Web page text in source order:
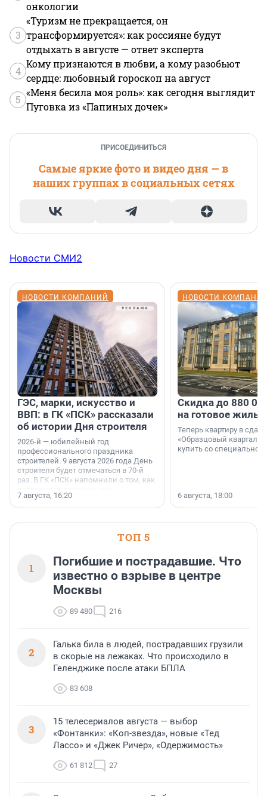
онкологии
3
«Туризм не прекращается, он
трансформируется»: как россияне будут
отдыхать в августе — ответ эксперта
4
Кому признаются в любви, а кому разобьют
сердце: любовный гороскоп на август
5
«Меня бесила моя роль»: как сегодня выглядит
Пуговка из «Папиных дочек»
ПРИСОЕДИНИТЬСЯ
Самые яркие фото и видео дня — в
наших группах в социальных сетях
Новости СМИ2
НОВОСТИ КОМПАНИЙ
ГЭС, марки, искусство и
ВВП: в ГК «ПСК» рассказали
об истории Дня строителя
2026-й — юбилейный год
профессионального праздника
строителей. 9 августа 2026 года День
строителя будет отмечаться в 70-й
раз. В ГК «ПСК» напомнили о том, как
поменялась роль строительства.
7 августа, 16:20
НОВОСТИ
Скидка до 880
на готовое
Теперь квартиру в
«Образцовый квартал
купить со специальной
6 августа, 18:00
ТОП 5
1
Погибшие и пострадавшие. Что
известно о взрыве в центре
Москвы
89 480 216
2
Галька била в людей, пострадавших грузили
в скорые на лежаках. Что происходило в
Геленджике после атаки БПЛА
83 608
3
15 телесериалов августа — выбор
«Фонтанки»: «Коп-звезда», новые «Тед
Лассо» и «Джек Ричер», «Одержимость»
61 812 27